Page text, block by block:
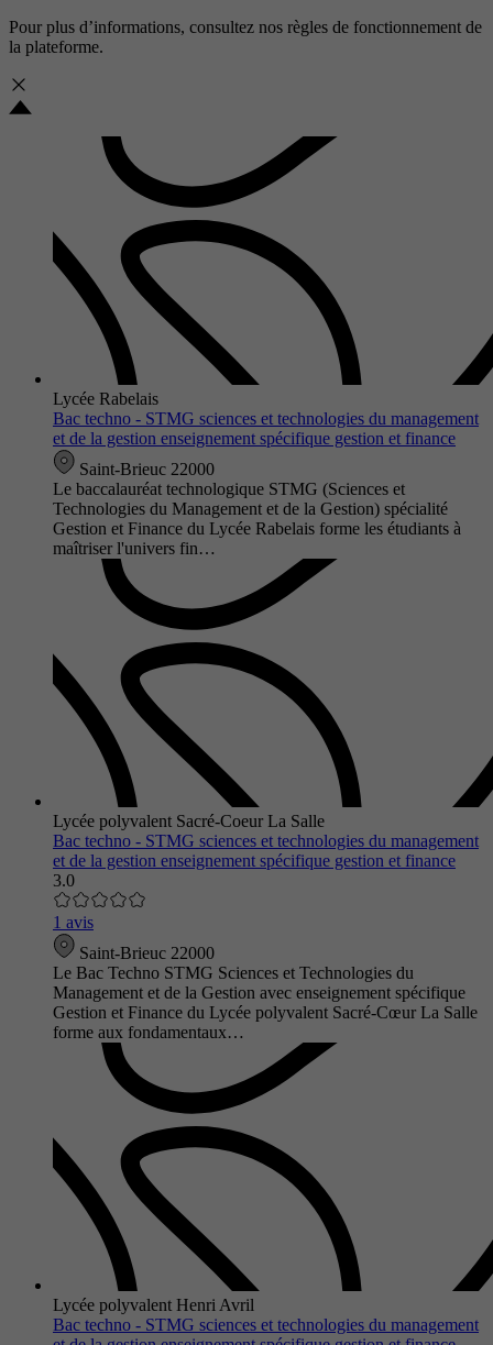
Pour plus d’informations, consultez nos règles de fonctionnement de
la plateforme.
Lycée Rabelais
Bac techno - STMG sciences et technologies du management
et de la gestion enseignement spécifique gestion et finance
Saint-Brieuc 22000
Le baccalauréat technologique STMG (Sciences et
Technologies du Management et de la Gestion) spécialité
Gestion et Finance du Lycée Rabelais forme les étudiants à
maîtriser l'univers fin…
Lycée polyvalent Sacré-Coeur La Salle
Bac techno - STMG sciences et technologies du management
et de la gestion enseignement spécifique gestion et finance
3.0
1 avis
Saint-Brieuc 22000
Le Bac Techno STMG Sciences et Technologies du
Management et de la Gestion avec enseignement spécifique
Gestion et Finance du Lycée polyvalent Sacré-Cœur La Salle
forme aux fondamentaux…
Lycée polyvalent Henri Avril
Bac techno - STMG sciences et technologies du management